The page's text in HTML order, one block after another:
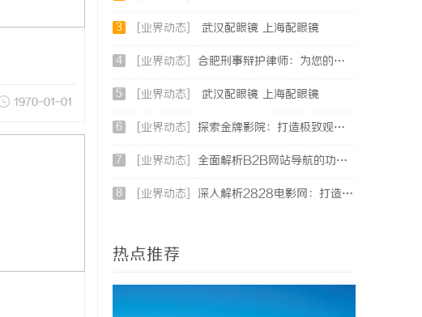
1970-01-01
3 [业界动态] 武汉配眼镜 上海配眼镜
4 [业界动态] 合肥刑事辩护律师：为您的权益保驾护航
5 [业界动态] 武汉配眼镜 上海配眼镜
6 [业界动态] 探索金牌影院：打造极致观影体验的现代影院典范
7 [业界动态] 全面解析B2B网站导航的功能与发展趋势
8 [业界动态] 深入解析2828电影网：打造高清免费视频观影新体验
热点推荐